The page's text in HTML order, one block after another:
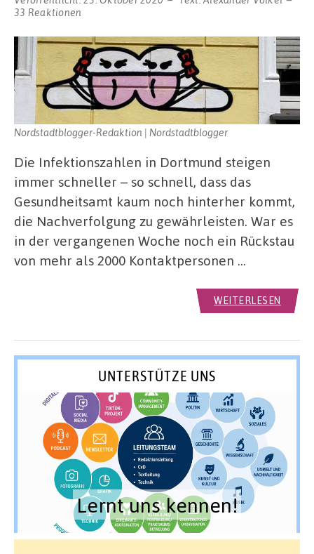
33 Reaktionen
Nordstadtblogger-Redaktion | Nordstadtblogger
Die Infektionszahlen in Dortmund steigen
immer schneller – so schnell, dass das
Gesundheitsamt kaum noch hinterher kommt,
die Nachverfolgung zu gewährleisten. War es
in der vergangenen Woche noch ein Rückstau
von mehr als 2000 Kontaktpersonen …
WEITERLESEN
UNTERSTÜTZE UNS
Lernt uns kennen!